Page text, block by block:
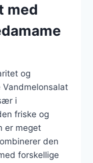
med
og
i
friske og
er meget
den
forskellige